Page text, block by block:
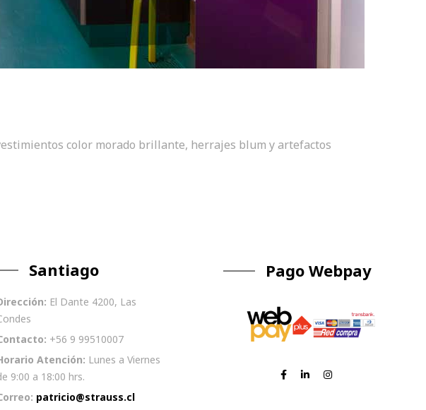
color morado brillante, herrajes blum y artefactos
Santiago
El Dante 4200, Las
+56 9 99510007
Atención: Lunes a Viernes
9:00 a 18:00 hrs.
patricio@strauss.cl
Pago Webpay